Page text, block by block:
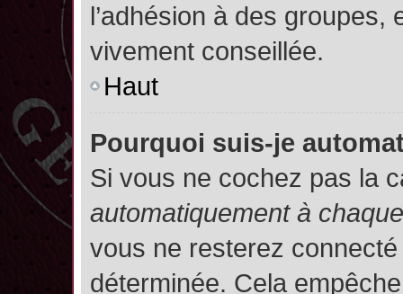
l’adhésion à des groupes,
vivement conseillée.
Haut
Pourquoi suis-je
Si vous ne cochez pas la
automatiquement à
vous ne resterez
déterminée. Cela